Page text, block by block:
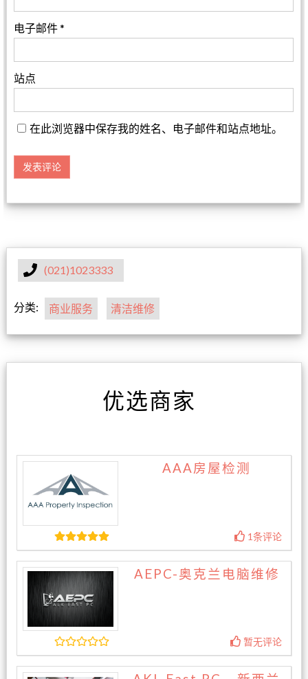
电子邮件*
站点
在此浏览器中保存我的姓名、电子邮件和站点地址。
(021)1023333
分类: 商业服务 清洁维修
优选商家
AAA房屋检测
1条评论
AEPC-奥克兰电脑维修
暂无评论